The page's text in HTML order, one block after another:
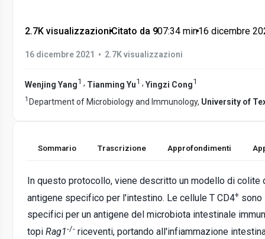
2.7K visualizzazioni•Citato da 9•07:34 min•16 dicembre
16 dicembre 2021 • 2.7K visualizzazioni
Wenjing Yang1 , Tianming Yu1 , Yingzi Cong1
1 Department of Microbiology and Immunology, University of
Sommario Trascrizione Approfondimenti
In questo protocollo, viene descritto un modello di
antigene specifico per l'intestino. Le cellule T CD4+ sono
specifici per un antigene del microbiota intestinale
topi Rag1-/- riceventi, portando all'infiammazione